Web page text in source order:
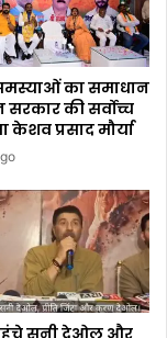
समस्याओं का समाधान
की सर्वोच्च
केशव प्रसाद मौर्या